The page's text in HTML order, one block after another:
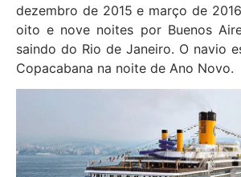
dezembro de 2015 e março de
oito e nove noites por Buenos
saindo do Rio de Janeiro. O navio
Copacabana na noite de Ano Novo.